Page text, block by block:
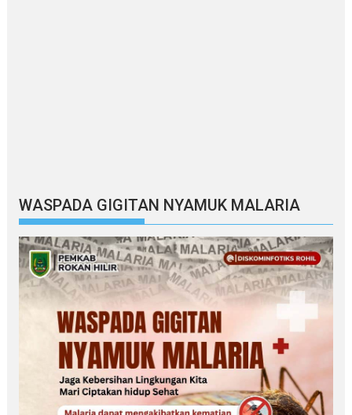
WASPADA GIGITAN NYAMUK MALARIA